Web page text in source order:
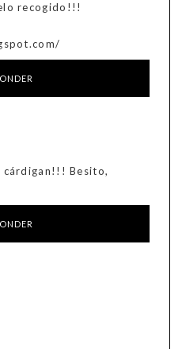
recogido!!!
cárdigan!!! Besito,